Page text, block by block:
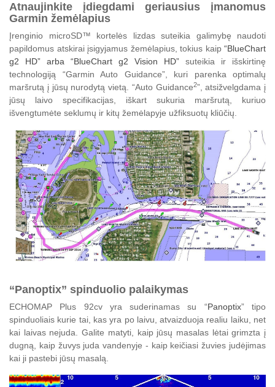
Atnaujinkite įdiegdami geriausius įmanomus
Garmin žemėlapius
Įrenginio microSD™ kortelės lizdas suteikia galimybę naudoti
papildomus atskirai įsigyjamus žemėlapius, tokius kaip “BlueChart
g2 HD” arba “BlueChart g2 Vision HD” suteikia ir išskirtinę
technologiją “Garmin Auto Guidance”, kuri parenka optimalų
maršrutą į jūsų nurodytą vietą. “Auto Guidance2”, atsižvelgdama į
jūsų laivo specifikacijas, iškart sukuria maršrutą, kuriuo
išvengtumėte seklumų ir kitų žemėlapyje užfiksuotų kliūčių.
“Panoptix” spinduolio palaikymas
ECHOMAP Plus 92cv yra suderinamas su “Panoptix” tipo
spinduoliais kurie tai, kas yra po laivu, atvaizduoja realiu laiku, net
kai laivas nejuda. Galite matyti, kaip jūsų masalas lėtai grimzta į
dugną, kaip žuvys juda vandenyje - kaip keičiasi žuvies judėjimas
kai ji pastebi jūsų masalą.